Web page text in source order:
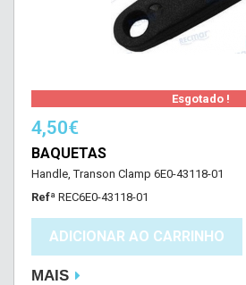
Esgotado !
4,50€
BAQUETAS
Handle, Transon Clamp 6E0-43118-01
Refª REC6E0-43118-01
ADICIONAR AO CARRINHO
MAIS